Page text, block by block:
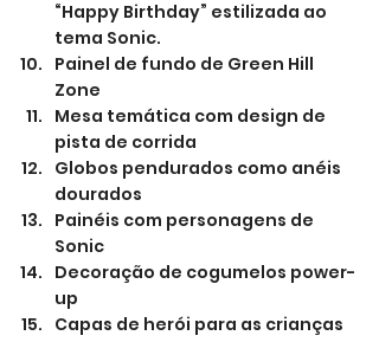
“Happy Birthday” estilizada ao
tema Sonic.
Painel de fundo de Green Hill
Zone
Mesa temática com design de
pista de corrida
Globos pendurados como anéis
dourados
Painéis com personagens de
Sonic
Decoração de cogumelos power-
up
Capas de herói para as crianças